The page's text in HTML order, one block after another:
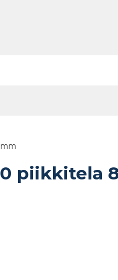
piikkitela
määrä